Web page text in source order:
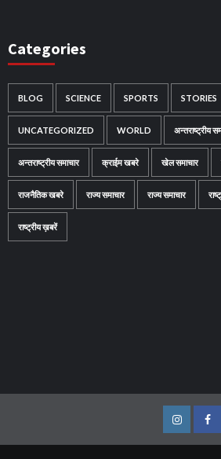
Categories
BLOG SCIENCE SPORTS STORIES
UNCATEGORIZED WORLD अन्तराष्ट्रीय
अन्तराष्ट्रीय समाचार क्राईम खबरे खेल समाचार
राजनैतिक खबरे राज्य समाचार राज्य समाचार
राष्ट्रीय ख़बरें
Instagram